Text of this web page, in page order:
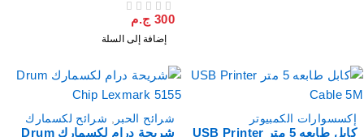
300 ج.م
إضافة إلى السلة
إكسسوارات الكمبيوتر
كابل طابعه 5 متر USB Printer
شرائح الحبر, شرائح لكسمارك
شريحة درام لكسمارك Drum